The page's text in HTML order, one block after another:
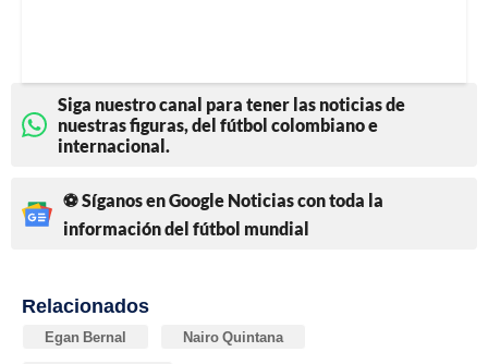
Siga nuestro canal para tener las noticias de
nuestras figuras, del fútbol colombiano e
internacional.
⚽ Síganos en Google Noticias con toda la
información del fútbol mundial
Relacionados
Egan Bernal Nairo Quintana